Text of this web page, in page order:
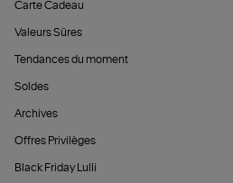
Carte Cadeau
Valeurs Sûres
Tendances du moment
Soldes
Archives
Offres Privilèges
Black Friday Lulli